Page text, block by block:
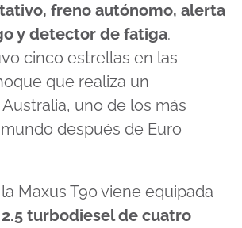
freno autónomo, alerta
y detector de fatiga.
cinco estrellas en las
que realiza un
uno de los más
después de Euro
Maxus T90 viene equipada
2.5 turbodiesel de cuatro